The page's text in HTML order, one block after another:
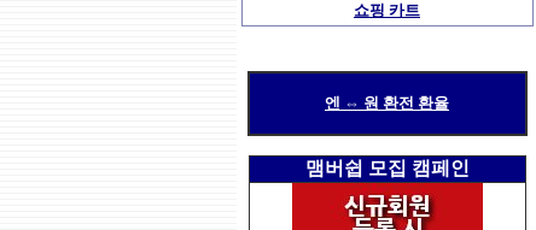
쇼핑 카트
엔 ⇔ 원 환전 환율
맴버쉽 모집 캠페인